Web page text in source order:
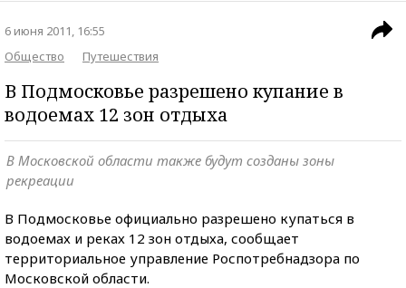
6 июня 2011, 16:55
Общество
Путешествия
В Подмосковье разрешено купание в
водоемах 12 зон отдыха
В Московской области также будут созданы зоны
рекреации
В Подмосковье официально разрешено купаться в
водоемах и реках 12 зон отдыха, сообщает
территориальное управление Роспотребнадзора по
Московской области.